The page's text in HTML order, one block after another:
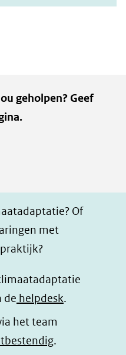
geholpen? Geef
Of
met
de helpdesk.
het team
.